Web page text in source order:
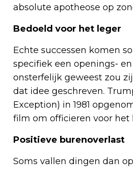
absolute apotheose op
Bedoeld voor het leger
Echte successen komen
specifiek een openings-
onsterfelijk geweest zou
dat idee geschreven.
Exception) in 1981
film om officieren voor het
Positieve burenoverlast
Soms vallen dingen dan